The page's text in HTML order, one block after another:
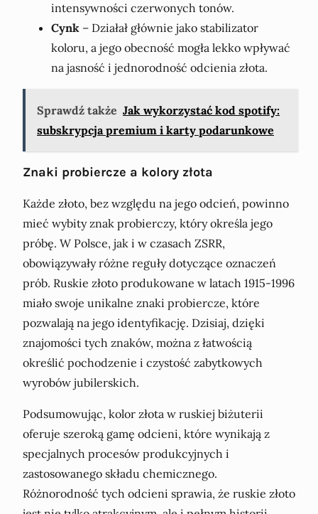
intensywności czerwonych tonów.
Cynk – Działał głównie jako stabilizator
koloru, a jego obecność mogła lekko wpływać
na jasność i jednorodność odcienia złota.
Sprawdź także Jak wykorzystać kod spotify:
subskrypcja premium i karty podarunkowe
Znaki probiercze a kolory złota
Każde złoto, bez względu na jego odcień, powinno
mieć wybity znak probierczy, który określa jego
próbę. W Polsce, jak i w czasach ZSRR,
obowiązywały różne reguły dotyczące oznaczeń
prób. Ruskie złoto produkowane w latach 1915-1996
miało swoje unikalne znaki probiercze, które
pozwalają na jego identyfikację. Dzisiaj, dzięki
znajomości tych znaków, można z łatwością
określić pochodzenie i czystość zabytkowych
wyrobów jubilerskich.
Podsumowując, kolor złota w ruskiej biżuterii
oferuje szeroką gamę odcieni, które wynikają z
specjalnych procesów produkcyjnych i
zastosowanego składu chemicznego.
Różnorodność tych odcieni sprawia, że ruskie złoto